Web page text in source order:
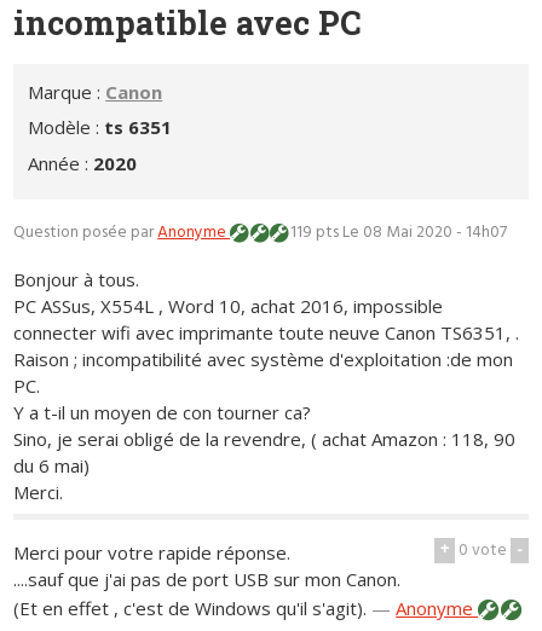
incompatible avec PC
Marque : Canon
Modèle : ts 6351
Année : 2020
Question posée parAnonyme 119 ptsLe 08 Mai 2020 - 14h07
Bonjour à tous.
PC ASSus, X554L , Word 10, achat 2016, impossible
connecter wifi avec imprimante toute neuve Canon TS6351, .
Raison ; incompatibilité avec système d'exploitation :de mon
PC.
Y a t-il un moyen de con tourner ca?
Sino, je serai obligé de la revendre, ( achat Amazon : 118, 90
du 6 mai)
Merci.
+ 0vote -
Merci pour votre rapide réponse.
....sauf que j'ai pas de port USB sur mon Canon.
(Et en effet , c'est de Windows qu'il s'agit). —Anonyme